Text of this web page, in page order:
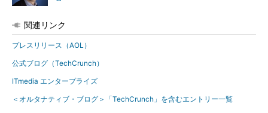
関連リンク
プレスリリース（AOL）
公式ブログ（TechCrunch）
ITmedia エンタープライズ
＜オルタナティブ・ブログ＞「TechCrunch」を含むエントリー一覧